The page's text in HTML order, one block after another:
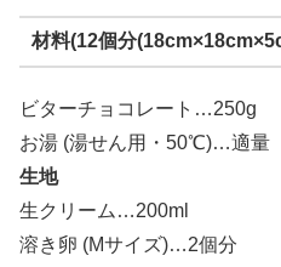
材料(12個分
ビターチョコレート…250g
お湯 (湯せん用・50℃)…適量
生地
生クリーム…200ml
溶き卵 (Mサイズ)…2個分